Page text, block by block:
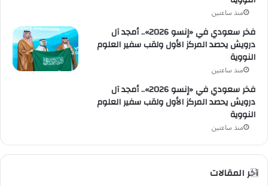
منذ ساعتين
فخر سعودي في «إنسو 2026».. أمجد آل
درويش يحصد المركز الأول ولقب سفير العلوم
النووية
منذ ساعتين
فخر سعودي في «إنسو 2026».. أمجد آل
درويش يحصد المركز الأول ولقب سفير العلوم
النووية
منذ ساعتين
آخر المقالات